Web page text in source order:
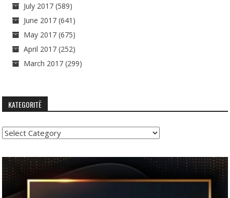
July 2017 (589)
June 2017 (641)
May 2017 (675)
April 2017 (252)
March 2017 (299)
KATEGORITË
Kategoritë